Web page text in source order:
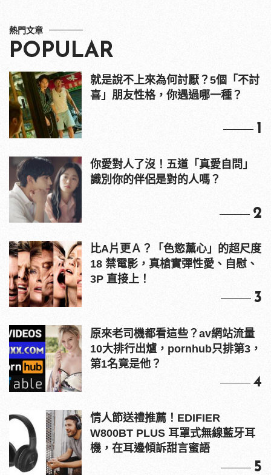
熱門文章
POPULAR
就是說不上來為何討厭？5個「不討
喜」朋友性格，你遇過哪一種？
1
你愛對人了沒！五道「真愛自問」
識別你的伴侶是對的人嗎？
2
比A片更Ａ？「色慾薰心」的超尺度
18 禁電影，真槍實彈性愛、自慰、
3P 直接上！
3
原來老司機都看這些？av網站流量
10大排行出爐，pornhub只排第3，
第1名竟是他？
4
情人節送禮推薦！EDIFIER
W800BT PLUS 耳罩式無線藍牙耳
機，在耳邊傾訴甜言蜜語
5